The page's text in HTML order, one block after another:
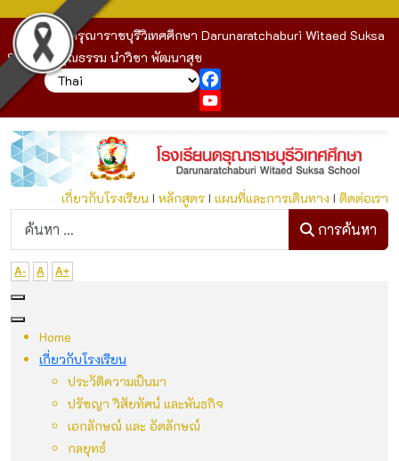
โรงเรียนดรุณาราชบุรีวิเทศศึกษา Darunaratchaburi Witaed Suksa
School : คุณธรรม นำวิชา พัฒนาสุข
YouTube
เกี่ยวกับโรงเรียนI หลักสูตรI แผนที่และการเดินทาง I ติดต่อเรา
ก
การค้นหา
A- A A+
Home
เกี่ยวกับโรงเรียน
ประวัติความเป็นมา
ปรัชญา วิสัยทัศน์ และพันธกิจ
เอกลักษณ์ และ อัตลักษณ์
กลยุทธ์